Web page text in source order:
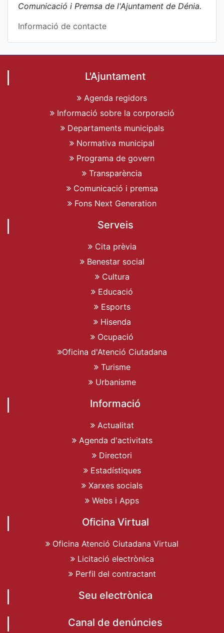
Comunicació i Premsa de l'Ajuntament de Dénia.
Informació de contacte
L'Ajuntament
Agenda regidors
Informació sobre la corporació
Departaments municipals
Normativa municipal
Programa de govern
Transparència
Comunicació i premsa
Fons Next Generation
Serveis
Cita prèvia
Benestar social
Cultura
Educació
Esports
Hisenda
Ocupació
Oficina d'Atenció Ciutadana
Turisme
Urbanisme
Informació
Actualitat
Agenda d'activitats
Directori
Estadístiques
Xarxes socials
Webs i Apps
Oficina Virtual
Oficina Atenció Ciutadana Virtual
Licitació electrònica
Perfil del contractant
Seu electrònica
Canal de denúncies